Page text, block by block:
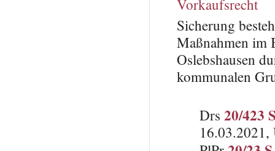
Vorkaufsrecht
Sicherung
Maßnahmen im
Oslebshausen
kommunalen
Drs 20/423
16.03.2021,